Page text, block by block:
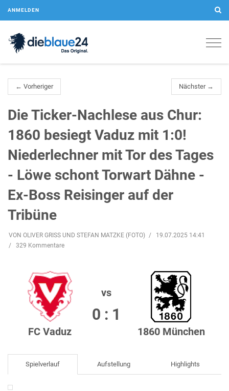
ANMELDEN
← Vorheriger Nächster →
Die Ticker-Nachlese aus Chur:
1860 besiegt Vaduz mit 1:0!
Niederlechner mit Tor des Tages
- Löwe schont Torwart Dähne -
Ex-Boss Reisinger auf der
Tribüne
VON OLIVER GRISS UND STEFAN MATZKE (FOTO)
19.07.2025 14:41
329 Kommentare
FC Vaduz
vs
0 : 1
1860 München
Spielverlauf Aufstellung Highlights